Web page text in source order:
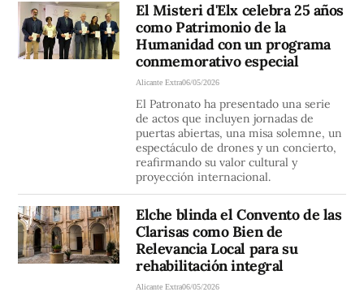
El Misteri d'Elx celebra 25 años
como Patrimonio de la
Humanidad con un programa
conmemorativo especial
Alicante Extra06/05/2026
El Patronato ha presentado una serie
de actos que incluyen jornadas de
puertas abiertas, una misa solemne, un
espectáculo de drones y un concierto,
reafirmando su valor cultural y
proyección internacional.
Elche blinda el Convento de las
Clarisas como Bien de
Relevancia Local para su
rehabilitación integral
Alicante Extra06/05/2026